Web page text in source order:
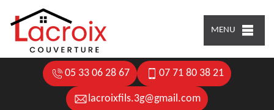
MENU
05 33 06 28 67 07 71 80 38 21
lacroixfils.3g@gmail.com